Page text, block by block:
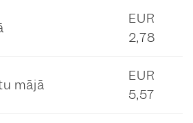
EUR
2,78
mājā
EUR
5,57